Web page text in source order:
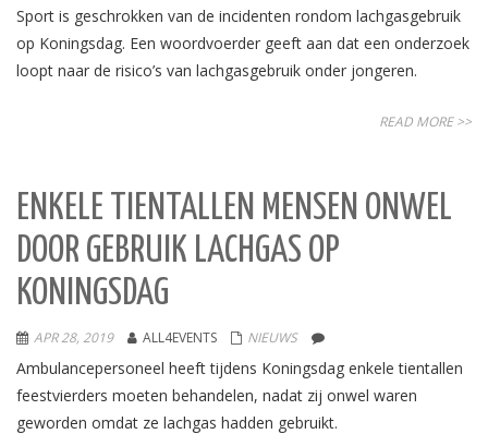
Sport is geschrokken van de incidenten rondom lachgasgebruik
op Koningsdag. Een woordvoerder geeft aan dat een onderzoek
loopt naar de risico’s van lachgasgebruik onder jongeren.
READ MORE >>
ENKELE TIENTALLEN MENSEN ONWEL
DOOR GEBRUIK LACHGAS OP
KONINGSDAG
APR 28, 2019 ALL4EVENTS NIEUWS
Ambulancepersoneel heeft tijdens Koningsdag enkele tientallen
feestvierders moeten behandelen, nadat zij onwel waren
geworden omdat ze lachgas hadden gebruikt.